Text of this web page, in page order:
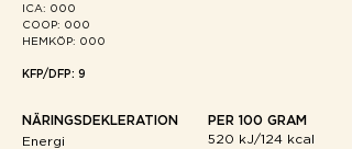
ICA: ​000
COOP: 000
HEMKÖP: 000
KFP/DFP: 9
NÄRINGSDEKLERATION
Energi
PER 100 GRAM
520 kJ/124 kcal